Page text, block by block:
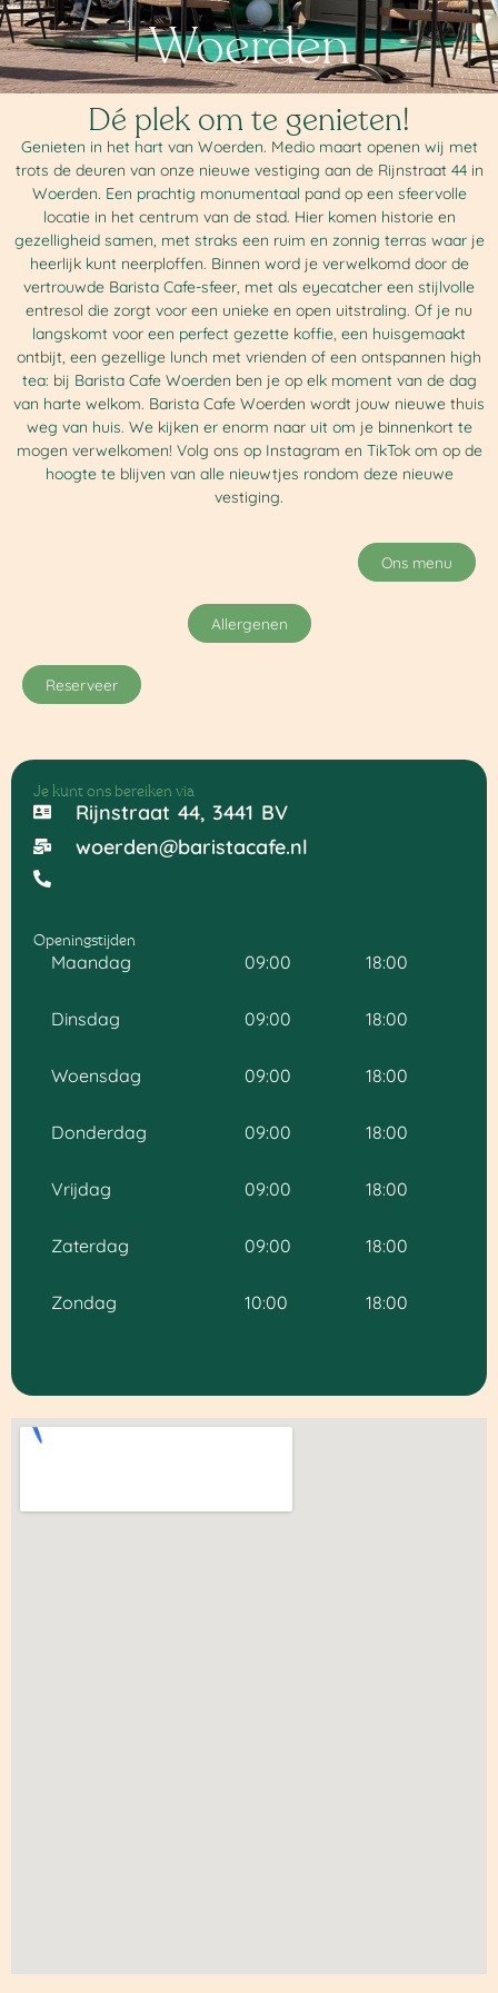
Woerden
Dé plek om te genieten!
Genieten in het hart van Woerden. Medio maart openen wij met
trots de deuren van onze nieuwe vestiging aan de Rijnstraat 44 in
Woerden. Een prachtig monumentaal pand op een sfeervolle
locatie in het centrum van de stad. Hier komen historie en
gezelligheid samen, met straks een ruim en zonnig terras waar je
heerlijk kunt neerploffen. Binnen word je verwelkomd door de
vertrouwde Barista Cafe-sfeer, met als eyecatcher een stijlvolle
entresol die zorgt voor een unieke en open uitstraling. Of je nu
langskomt voor een perfect gezette koffie, een huisgemaakt
ontbijt, een gezellige lunch met vrienden of een ontspannen high
tea: bij Barista Cafe Woerden ben je op elk moment van de dag
van harte welkom. Barista Cafe Woerden wordt jouw nieuwe thuis
weg van huis. We kijken er enorm naar uit om je binnenkort te
mogen verwelkomen! Volg ons op Instagram en TikTok om op de
hoogte te blijven van alle nieuwtjes rondom deze nieuwe
vestiging.
Ons menu
Allergenen
Reserveer
Je kunt ons bereiken via
Rijnstraat 44, 3441 BV
woerden@baristacafe.nl
Openingstijden
Maandag 09:00 18:00
Dinsdag 09:00 18:00
Woensdag 09:00 18:00
Donderdag 09:00 18:00
Vrijdag 09:00 18:00
Zaterdag 09:00 18:00
Zondag 10:00 18:00